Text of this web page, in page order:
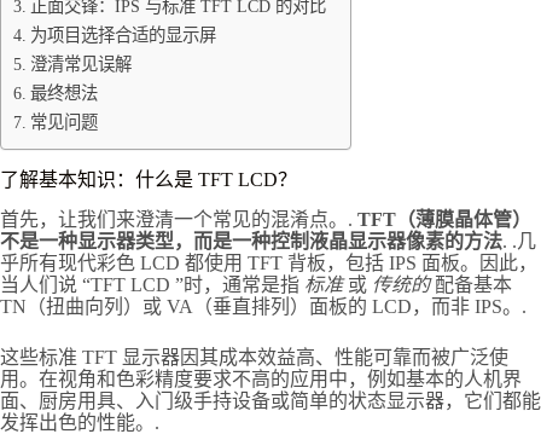
正面交锋：IPS 与标准 TFT LCD 的对比
为项目选择合适的显示屏
澄清常见误解
最终想法
常见问题
了解基本知识：什么是 TFT LCD？
首先，让我们来澄清一个常见的混淆点。. TFT（薄膜晶体管）
不是一种显示器类型，而是一种控制液晶显示器像素的方法. .几
乎所有现代彩色 LCD 都使用 TFT 背板，包括 IPS 面板。因此，
当人们说 “TFT LCD ”时，通常是指 标准或 传统的配备基本
TN（扭曲向列）或 VA（垂直排列）面板的 LCD，而非 IPS。.
这些标准 TFT 显示器因其成本效益高、性能可靠而被广泛使
用。在视角和色彩精度要求不高的应用中，例如基本的人机界
面、厨房用具、入门级手持设备或简单的状态显示器，它们都能
发挥出色的性能。.